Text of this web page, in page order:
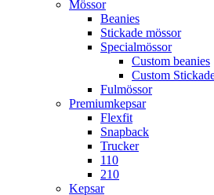
Mössor
Beanies
Stickade mössor
Specialmössor
Custom beanies
Custom
Fulmössor
Premiumkepsar
Flexfit
Snapback
Trucker
110
210
Kepsar